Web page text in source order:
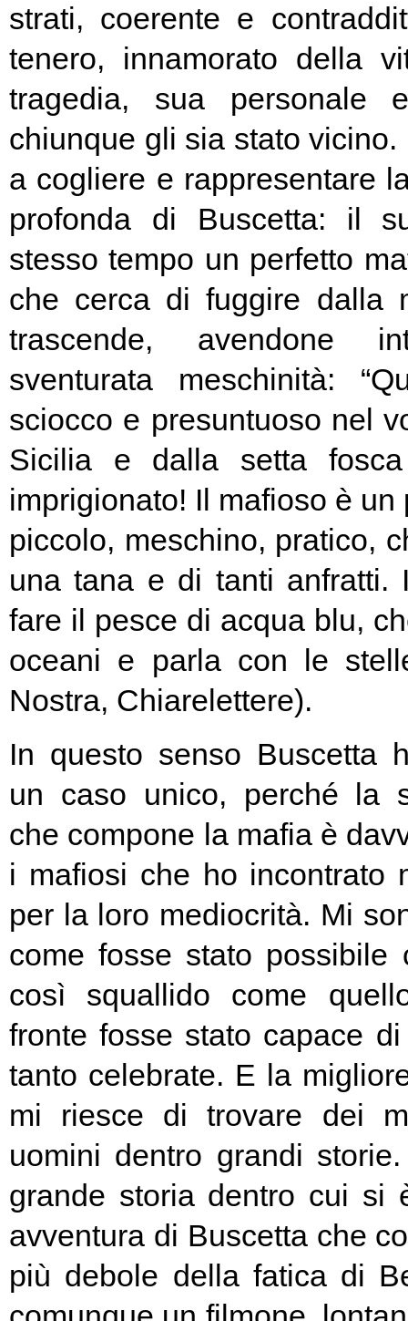
strati, coerente e
tenero, innamorato della
tragedia, sua personale
chiunque gli sia stato
a cogliere e rappresentare
profonda di Buscetta: il
stesso tempo un perfetto
che cerca di fuggire dalla
trascende, avendone
sventurata meschinità:
sciocco e presuntuoso nel
Sicilia e dalla setta
imprigionato! Il mafioso è
piccolo, meschino, pratico,
una tana e di tanti anfratti.
fare il pesce di acqua blu,
oceani e parla con le
Nostra, Chiarelettere).
In questo senso Buscetta
un caso unico, perché la
che compone la mafia è
i mafiosi che ho incontrato
per la loro mediocrità. Mi
come fosse stato possibile
così squallido come
fronte fosse stato capace
tanto celebrate. E la
mi riesce di trovare dei
uomini dentro grandi
grande storia dentro cui si
avventura di Buscetta che
più debole della fatica di